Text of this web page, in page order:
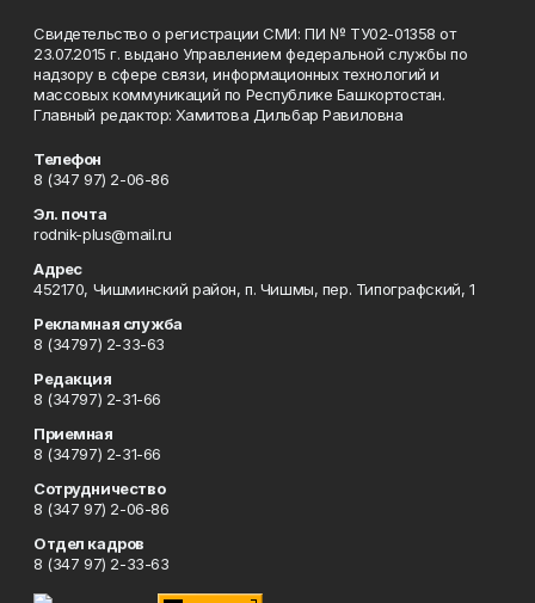
Свидетельство о регистрации СМИ: ПИ № ТУ02-01358 от
23.07.2015 г. выдано Управлением федеральной службы по
надзору в сфере связи, информационных технологий и
массовых коммуникаций по Республике Башкортостан.
Главный редактор: Хамитова Дильбар Равиловна
Телефон
8 (347 97) 2-06-86
Эл. почта
rodnik-plus@mail.ru
Адрес
452170, Чишминский район, п. Чишмы, пер. Типографский, 1
Рекламная служба
8 (34797) 2-33-63
Редакция
8 (34797) 2-31-66
Приемная
8 (34797) 2-31-66
Сотрудничество
8 (347 97) 2-06-86
Отдел кадров
8 (347 97) 2-33-63